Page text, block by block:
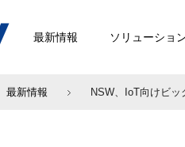
最新情報 ソリューショ
最新情報 NSW、IoT向けビ